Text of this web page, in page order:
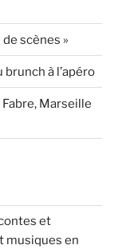
scènes »
à l’apéro
Marseille
et
musiques en